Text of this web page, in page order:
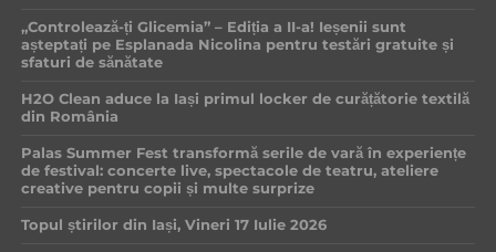
„Controlează-ți Glicemia” – Ediția a II-a! Ieșenii sunt
așteptați pe Esplanada Nicolina pentru testări gratuite și
sfaturi de sănătate
H2O Clean aduce la Iași primul locker de curățătorie textilă
din România
Palas Summer Fest transformă serile de vară în experiențe
de festival: concerte live, spectacole de teatru, ateliere
creative pentru copii și multe surprize
Topul știrilor din Iași, Vineri 17 Iulie 2026